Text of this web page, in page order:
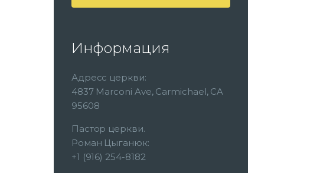
Информация
Адресс церкви:
4837 Marconi Ave, Carmichael, CA
95608
Пастор церкви.
Роман Цыганюк:
+1 (916) 254-8182